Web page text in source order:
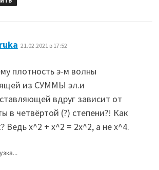
21.02.2021 в 17:52
плотность э-м волны
из СУММЫ эл.и
вдруг зависит от
в четвёртой (?) степени?! Как
Ведь х^2 + х^2 = 2х^2, а не х^4.